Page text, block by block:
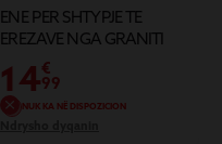
ENE PER SHTYPJE TE
EREZAVE NGA GRANITI
14€
99
NUK KA NË DISPOZICION